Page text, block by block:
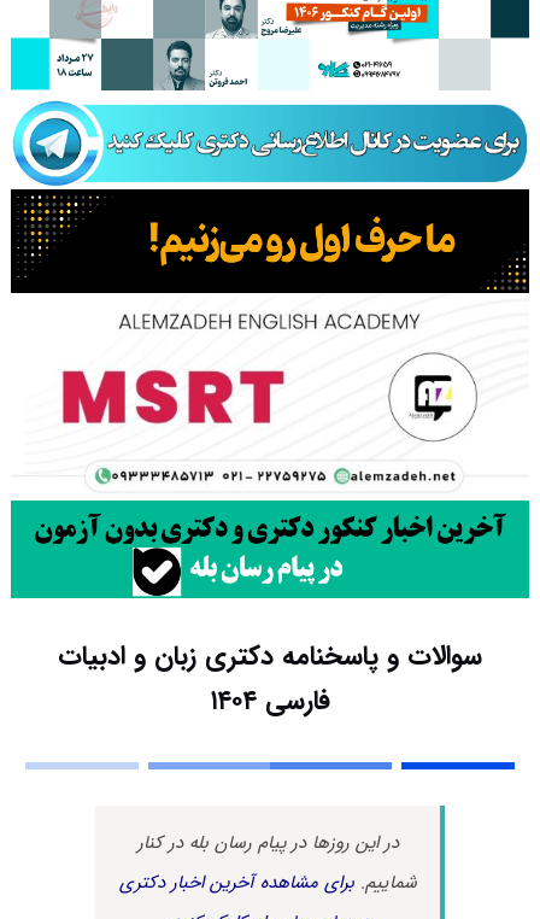
سوالات و پاسخنامه دکتری زبان و ادبیات
فارسی ۱۴۰۴
در این روزها در پیام رسان بله در کنار
شماییم.برای مشاهده آخرین اخبار دکتری